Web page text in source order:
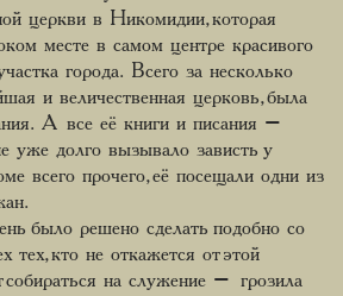
церкви в Никомидии, которая
месте в самом центре красивого
города. Всего за несколько
и величественная церковь, была
А все её книги и писания –
уже долго вызывало зависть у
всего прочего, её посещали одни из
было решено сделать подобно со
тех, кто не откажется от этой
собираться на служение – грозила